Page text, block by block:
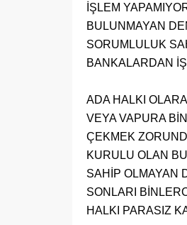
İŞLEM
BULUNMAYAN
SORUMLULUK
BANKALARDAN
ADA HALKI
VEYA VAPURA
ÇEKMEK
KURULU OLAN
SAHİP OLMAYAN
SONLARI
HALKI PARASIZ